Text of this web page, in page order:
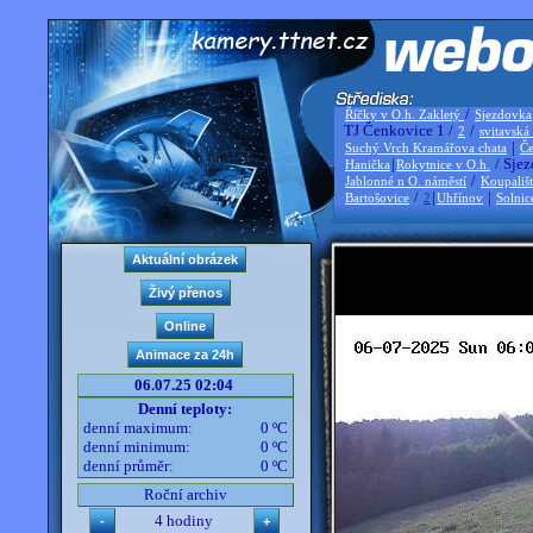
Říčky v O.h. Zakletý / Sjezdovka
TJ Čenkovice 1 / 2 / svitavská
Suchý Vrch Kramářova chata |
Hanička |Rokytnice v O.h. /
Jablonné n O. náměstí /
Bartošovice / 2 |Uhřínov |
06.07.25 02:04
Denní teploty:
denní maximum:
0 ºC
denní minimum:
0 ºC
denní průměr:
0 ºC
Roční archiv
4 hodiny